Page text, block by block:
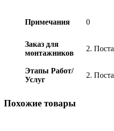
Примечания 0
Заказ для
монтажников
2.
Этапы Работ/
Услуг
2.
Похожие товары